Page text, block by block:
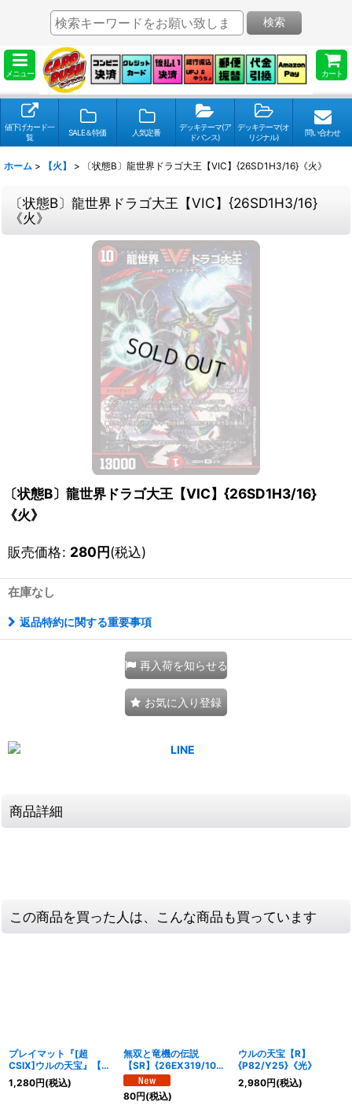
メニュー カート
検索
値下げカード一
覧
SALE＆特価 人気定番
デッキテーマ(ア
ドバンス)
デッキテーマ(オ
リジナル)
問い合わせ
ホーム > 【火】 > 〔状態B〕龍世界ドラゴ大王【VIC】{26SD1H3/16}《火》
〔状態B〕龍世界ドラゴ大王【VIC】{26SD1H3/16}
《火》
〔状態B〕龍世界ドラゴ大王【VIC】{26SD1H3/16}
《火》
販売価格: 280円(税込)
在庫なし
返品特約に関する重要事項
再入荷を知らせる
お気に入り登録
商品詳細
この商品を買った人は、こんな商品も買っています
プレイマット『[超
CSIX]ウルの天宝』【サ
プライ】{-}
1,280円(税込)
無双と竜機の伝説
【SR】{26EX319/100}
《多》
80円(税込)
ウルの天宝【R】
{P82/Y25}《光》
2,980円(税込)